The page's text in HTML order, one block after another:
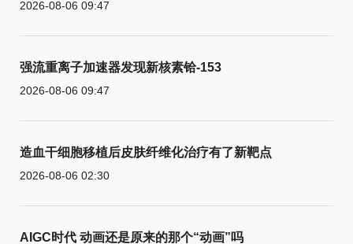
2026-08-06 09:47
强流重离子加速器发现新核素铪-153
2026-08-06 09:47
造血干细胞移植后皮肤纤维化治疗有了新靶点
2026-08-06 02:30
AIGC时代 动画还是原来的那个“动画”吗